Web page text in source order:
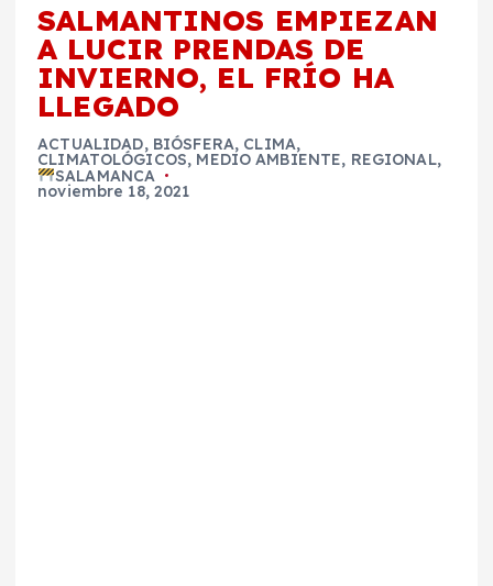
SALMANTINOS EMPIEZAN
A LUCIR PRENDAS DE
INVIERNO, EL FRÍO HA
LLEGADO
ACTUALIDAD, BIÓSFERA, CLIMA,
CLIMATOLÓGICOS, MEDIO AMBIENTE, REGIONAL,
SALAMANCA
noviembre 18, 2021